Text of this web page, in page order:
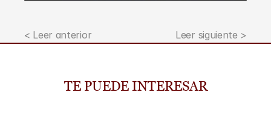
< Leer anterior Leer siguiente >
TE PUEDE INTERESAR